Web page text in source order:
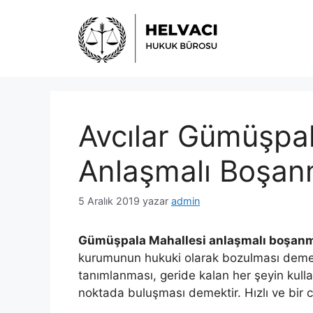
Avcılar
Anlaşmalı
5 Aralık 2019 yazar admin
Gümüşpala Mahallesi anlaşmalı
kurumunun hukuki olarak bozulması
tanımlanması, geride kalan her şeyin
noktada buluşması demektir. Hızlı ve